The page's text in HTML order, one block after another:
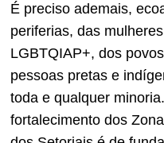
É preciso ademais,
periferias, das
LGBTQIAP+, dos
pessoas pretas e
toda e qualquer
fortalecimento dos